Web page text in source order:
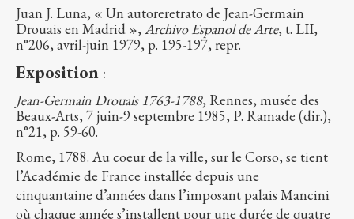
Juan J. Luna, « Un autoreretrato de Jean-Germain
Drouais en Madrid », Archivo Espanol de Arte, t. LII,
n°206, avril-juin 1979, p. 195-197, repr.
Exposition :
Jean-Germain Drouais 1763-1788, Rennes, musée des
Beaux-Arts, 7 juin-9 septembre 1985, P. Ramade (dir.),
n°21, p. 59-60.
Rome, 1788. Au coeur de la ville, sur le Corso, se tient
l’Académie de France installée depuis une
cinquantaine d’années dans l’imposant palais Mancini
où chaque année s’installent pour une durée de quatre